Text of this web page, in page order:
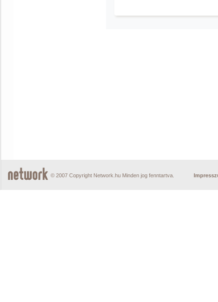
© 2007 Copyright Network.hu Minden jog fenntartva.